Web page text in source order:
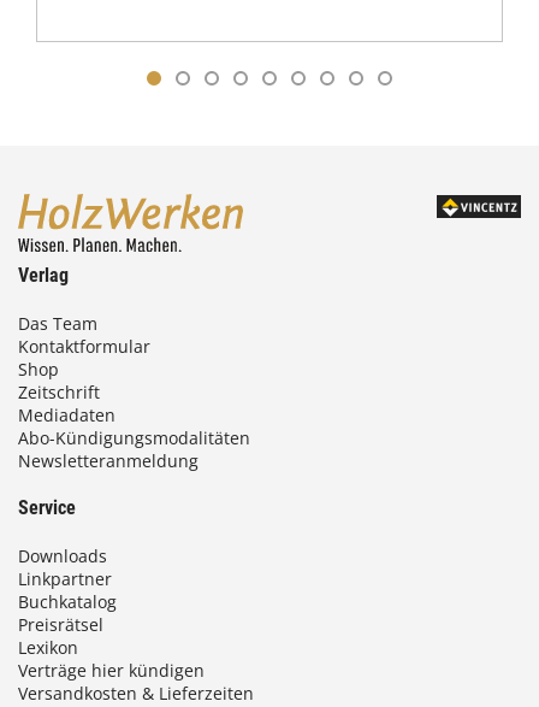
Verlag
Das Team
Kontaktformular
Shop
Zeitschrift
Mediadaten
Abo-Kündigungsmodalitäten
Newsletteranmeldung
Service
Downloads
Linkpartner
Buchkatalog
Preisrätsel
Lexikon
Verträge hier kündigen
Versandkosten & Lieferzeiten